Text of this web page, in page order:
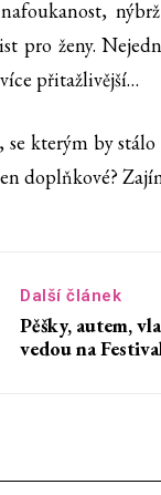
pro ženy.
přitažlivější…
kterým by
doplňkové?
Další článek
Pěšky, autem,
vedou na